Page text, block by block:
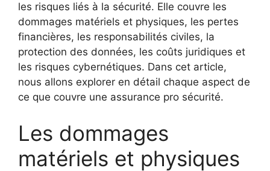
les risques liés à la sécurité. Elle couvre les
dommages matériels et physiques, les pertes
financières, les responsabilités civiles, la
protection des données, les coûts juridiques et
les risques cybernétiques. Dans cet article,
nous allons explorer en détail chaque aspect de
ce que couvre une assurance pro sécurité.
Les dommages
matériels et physiques